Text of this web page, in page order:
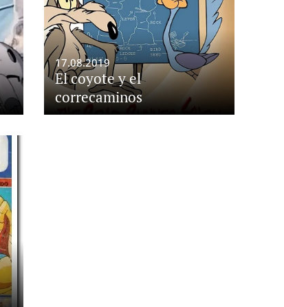
17.08.2019
El coyote y el
correcaminos